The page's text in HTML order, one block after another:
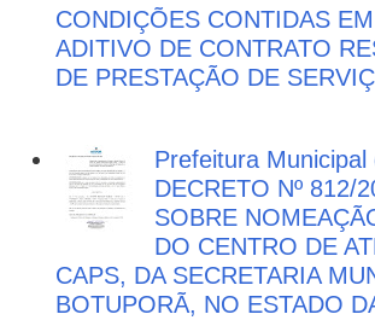
CONDIÇÕES CONTIDAS
ADITIVO DE CONTRATO
DE PRESTAÇÃO DE
Prefeitura
DECRETO Nº 812/
SOBRE
DO CENTRO DE
CAPS, DA SECRETARIA
BOTUPORÃ, NO ESTADO